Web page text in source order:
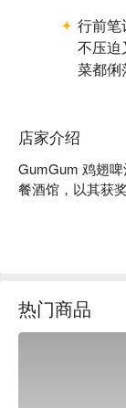
行前笔
不压迫
菜都俐
店家介绍
GumGum 鸡翅
餐酒馆，以其获
一种态度的展现
享受私密时光。
线。
热门商品